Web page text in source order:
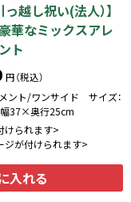
っ越し祝い(法人）】
華なミックスアレ
ト
円（税込）
ント/ワンサイド サイズ：
37×奥行25cm
けられます>
ジが付けられます>
入れる